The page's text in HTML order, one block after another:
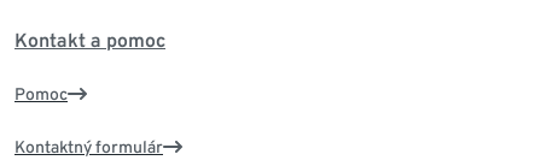
Kontakt a pomoc
Pomoc
Kontaktný formulár